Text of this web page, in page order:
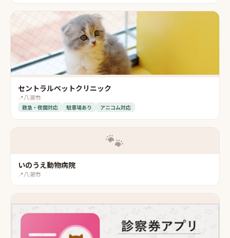
セントラルペットクリニック
📍八潮市
救急・夜間対応 駐車場あり アニコム対応
🐾
いのうえ動物病院
📍八潮市